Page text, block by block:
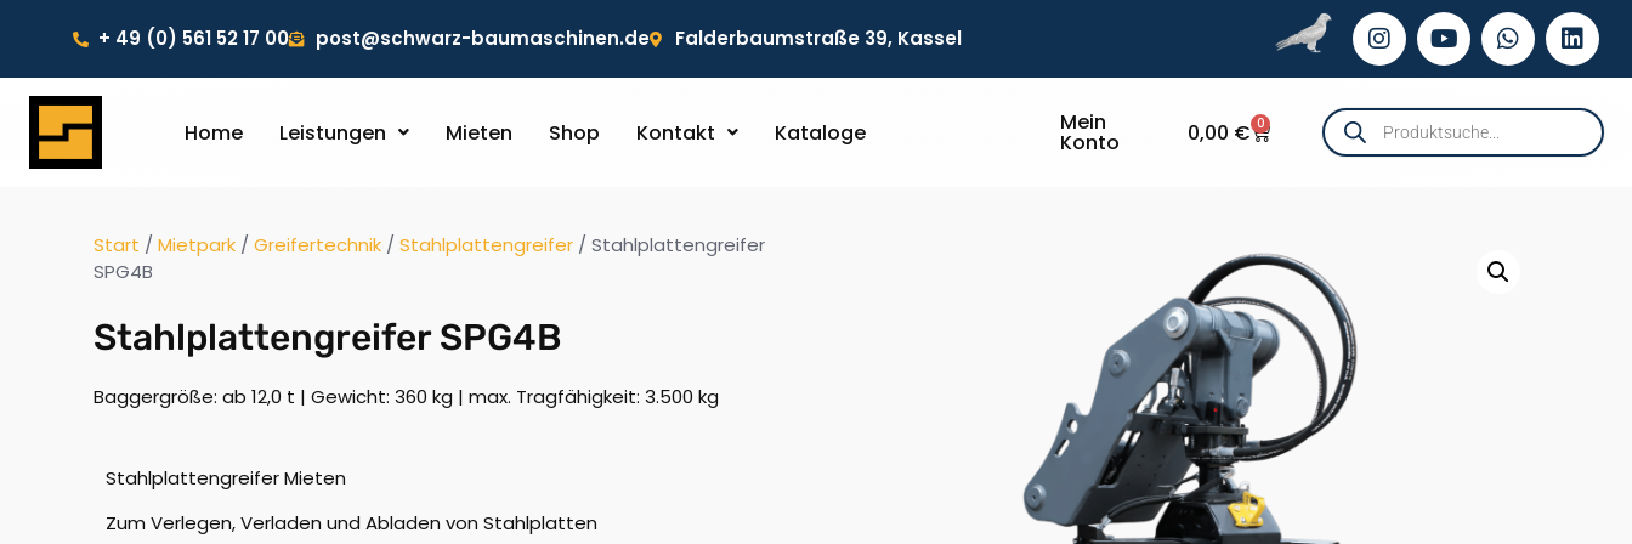
+ 49 (0) 561 52 17 00 post@schwarz-baumaschinen.de Falderbaumstraße 39, Kassel
Home Leistungen Mieten Shop Kontakt Kataloge Mein
Konto 0,00 € 0
Start /Mietpark /Greifertechnik /Stahlplattengreifer / Stahlplattengreifer
SPG4B
Stahlplattengreifer SPG4B
Baggergröße: ab 12,0 t | Gewicht: 360 kg | max. Tragfähigkeit: 3.500 kg
Stahlplattengreifer Mieten
Zum Verlegen, Verladen und Abladen von Stahlplatten